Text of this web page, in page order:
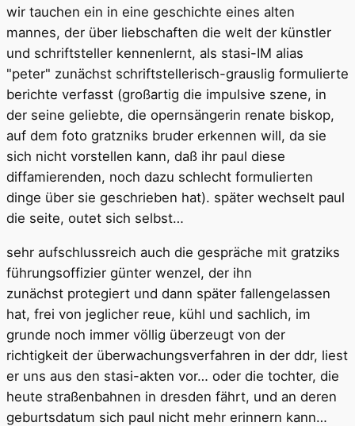
wir tauchen ein in eine geschichte eines alten
mannes, der über liebschaften die welt der künstler
und schriftsteller kennenlernt, als stasi-IM alias
"peter" zunächst schriftstellerisch-grauslig formulierte
berichte verfasst (großartig die impulsive szene, in
der seine geliebte, die opernsängerin renate biskop,
auf dem foto gratzniks bruder erkennen will, da sie
sich nicht vorstellen kann, daß ihr paul diese
diffamierenden, noch dazu schlecht formulierten
dinge über sie geschrieben hat). später wechselt paul
die seite, outet sich selbst…
sehr aufschlussreich auch die gespräche mit gratziks
führungsoffizier günter wenzel, der ihn
zunächst protegiert und dann später fallengelassen
hat, frei von jeglicher reue, kühl und sachlich, im
grunde noch immer völlig überzeugt von der
richtigkeit der überwachungsverfahren in der ddr, liest
er uns aus den stasi-akten vor… oder die tochter, die
heute straßenbahnen in dresden fährt, und an deren
geburtsdatum sich paul nicht mehr erinnern kann…